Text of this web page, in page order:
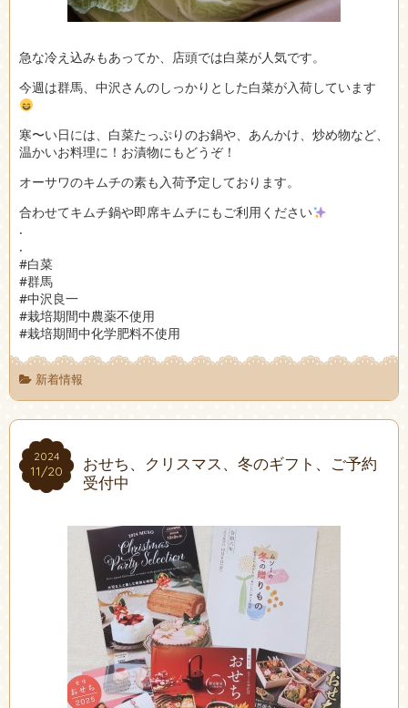
急な冷え込みもあってか、店頭では白菜が人気です。
今週は群馬、中沢さんのしっかりとした白菜が入荷しています
寒〜い日には、白菜たっぷりのお鍋や、あんかけ、炒め物など、
温かいお料理に！お漬物にもどうぞ！
オーサワのキムチの素も入荷予定しております。
合わせてキムチ鍋や即席キムチにもご利用ください
.
.
#白菜
#群馬
#中沢良一
#栽培期間中農薬不使用
#栽培期間中化学肥料不使用
新着情報
2024
11/20
2024
11/20
おせち、クリスマス、冬のギフト、ご予約
受付中